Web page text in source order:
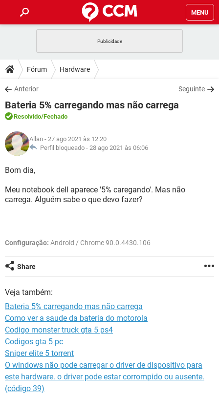
MENU
CELULAR
OUTLOOK
INSTAGRAM GMAIL
GUIA DE COMPRAS
DICAS
JOGOS
OUTLOOK
INSTAGRAM
GUIA DE COMPRAS
DOWNLOADS
JOGOS WHATSAPP
CELULAR
OUTLOOK
INSTAGRAM
GUIA DE COMPRAS
FÓRUM
JOGOS
CELULAR FACEBOOK
GUIA DE COMPRAS
GLOSSÁRIO
JOGOS
CELULAR
OUTLOOK EXCEL
INSTAGRAM
Fórum Hardware
Anterior Seguinte
Bateria 5% carregando mas não carrega
Resolvido/Fechado
Allan - 27 ago 2021 às 12:20
Perfil bloqueado - 28 ago 2021 às 06:06
Bom dia,
Meu notebook dell aparece '5% caregando'. Mas não
carrega. Alguém sabe o que devo fazer?
Configuração: Android / Chrome 90.0.4430.106
Share
Veja também:
Bateria 5% carregando mas não carrega
Como ver a saude da bateria do motorola
Codigo monster truck gta 5 ps4
Codigos gta 5 pc
Sniper elite 5 torrent
O windows não pode carregar o driver de dispositivo para
este hardware. o driver pode estar corrompido ou ausente.
(código 39)